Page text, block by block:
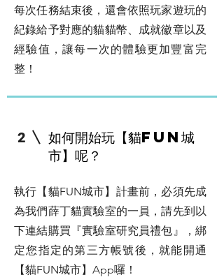
每次任務結束後，還會依照玩家遊玩的
紀錄給予對應的貓貓幣、成就徽章以及
經驗值，讓每一次的體驗更加豐富完
整！
2
如何開始玩【貓FUN城
市】呢？
執行【貓FUN城市】計畫前，必須先成
為我們薛丁貓實驗室的一員，請先到以
下連結購買『實驗室研究員禮包』，綁
定您指定的第三方帳號後，就能開通
【貓FUN城市】App囉！